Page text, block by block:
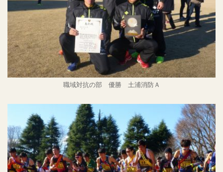
職域対抗の部 優勝 土浦消防Ａ